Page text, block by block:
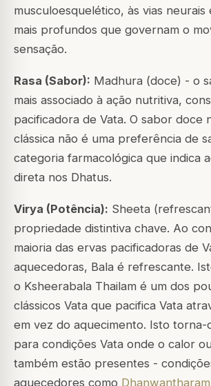
musculoesquelético, às vias neurais
mais profundos que governam o
sensação.
Rasa (Sabor): Madhura (doce) - o
mais associado à ação nutritiva,
pacificadora de Vata. O sabor doce
clássica não é uma preferência de
categoria farmacológica que indica
direta nos Dhatus.
Virya (Potência): Sheeta
propriedade distintiva chave. Ao
maioria das ervas pacificadoras de
aquecedoras, Bala é refrescante.
o Ksheerabala Thailam é um dos
clássicos Vata que pacifica Vata
em vez do aquecimento. Isto
para condições Vata onde o calor
também estão presentes -
aquecedores como